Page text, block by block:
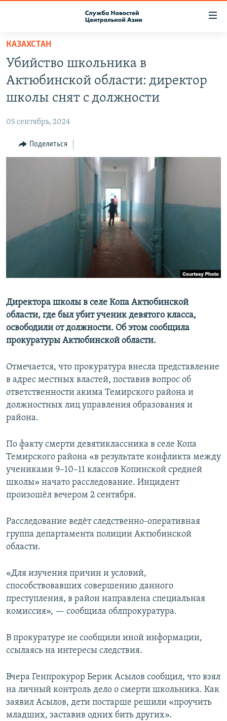
Вернуться
основному
содержанию
главной
навигации
Вернутся
О ПРОЕКТЕ
ПОДПИСКА
НАСТОЯЩЕЕ ВРЕМЯ
МИГРАНТ МЕДИА
КАЗАХСТАН
Убийство школьника в
Актюбинской области: директор
школы снят с должности
05 сентябрь, 2024
Поделиться
Директора школы в селе Копа Актюбинской
области, где был убит ученик девятого класса,
освободили от должности. Об этом сообщила
прокуратуры Актюбинской области.
Отмечается, что прокуратура внесла представление
в адрес местных властей, поставив вопрос об
ответственности акима Темирского района и
должностных лиц управления образования и
района.
По факту смерти девятиклассника в селе Копа
Темирского района «в результате конфликта между
учениками 9–10–11 классов Копинской средней
школы» начато расследование. Инцидент
произошёл вечером 2 сентября.
Расследование ведёт следственно-оперативная
группа департамента полиции Актюбинской
области.
«Для изучения причин и условий,
способствовавших совершению данного
преступления, в район направлена специальная
комиссия», — сообщила облпрокуратура.
В прокуратуре не сообщили иной информации,
ссылаясь на интересы следствия.
Вчера Генпрокурор Берик Асылов сообщил, что взял
на личный контроль дело о смерти школьника. Как
заявил Асылов, дети постарше решили «проучить
младших, заставив одних бить других».